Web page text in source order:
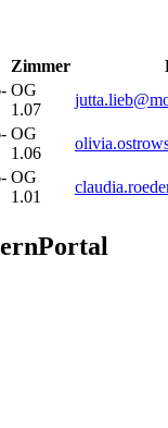
Zimmer
OG
1.07
OG
1.06
OG
1.01